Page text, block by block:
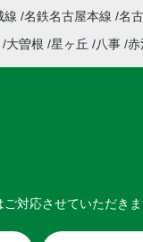
線 名鉄名古屋本線 名
大曽根 星ヶ丘 八事 赤
対応させていただきま